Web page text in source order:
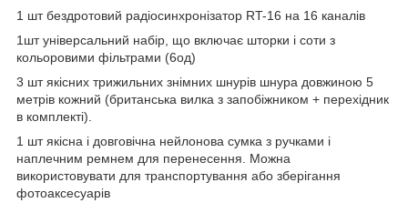
1 шт бездротовий радіосинхронізатор RT-16 на 16 каналів
1шт універсальний набір, що включає шторки і соти з
кольоровими фільтрами (6од)
3 шт якісних трижильних знімних шнурів шнура довжиною 5
метрів кожний (британська вилка з запобіжником + перехідник
в комплекті).
1 шт якісна і довговічна нейлонова сумка з ручками і
наплечним ремнем для перенесення. Можна
використовувати для транспортування або зберігання
фотоаксесуарів